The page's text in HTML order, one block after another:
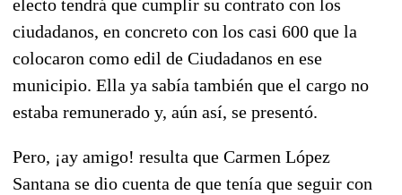
electo tendrá que cumplir su contrato con los
ciudadanos, en concreto con los casi 600 que la
colocaron como edil de Ciudadanos en ese
municipio. Ella ya sabía también que el cargo no
estaba remunerado y, aún así, se presentó.
Pero, ¡ay amigo! resulta que Carmen López
Santana se dio cuenta de que tenía que seguir con